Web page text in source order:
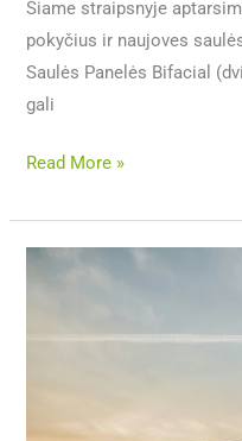
Šiame straipsnyje
pokyčius ir naujoves
Saulės Panelės Bifacial
gali
Read More »